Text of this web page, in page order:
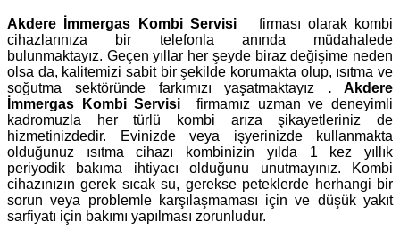
Akdere İmmergas Kombi Servisi firması olarak kombi
cihazlarınıza bir telefonla anında müdahalede
bulunmaktayız. Geçen yıllar her şeyde biraz değişime neden
olsa da, kalitemizi sabit bir şekilde korumakta olup, ısıtma ve
soğutma sektöründe farkımızı yaşatmaktayız . Akdere
İmmergas Kombi Servisi firmamız uzman ve deneyimli
kadromuzla her türlü kombi arıza şikayetleriniz de
hizmetinizdedir. Evinizde veya işyerinizde kullanmakta
olduğunuz ısıtma cihazı kombinizin yılda 1 kez yıllık
periyodik bakıma ihtiyacı olduğunu unutmayınız. Kombi
cihazınızın gerek sıcak su, gerekse peteklerde herhangi bir
sorun veya problemle karşılaşmaması için ve düşük yakıt
sarfiyatı için bakımı yapılması zorunludur.